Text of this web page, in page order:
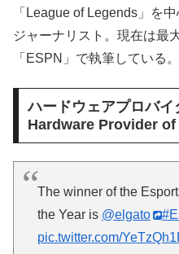
「League of Legends」を
ジャーナリスト。現在は最
「ESPN」で執筆している。
ハードウェアプロバ
Hardware Provider of
The winner of the
the Year is @elgato
pic.twitter.com/